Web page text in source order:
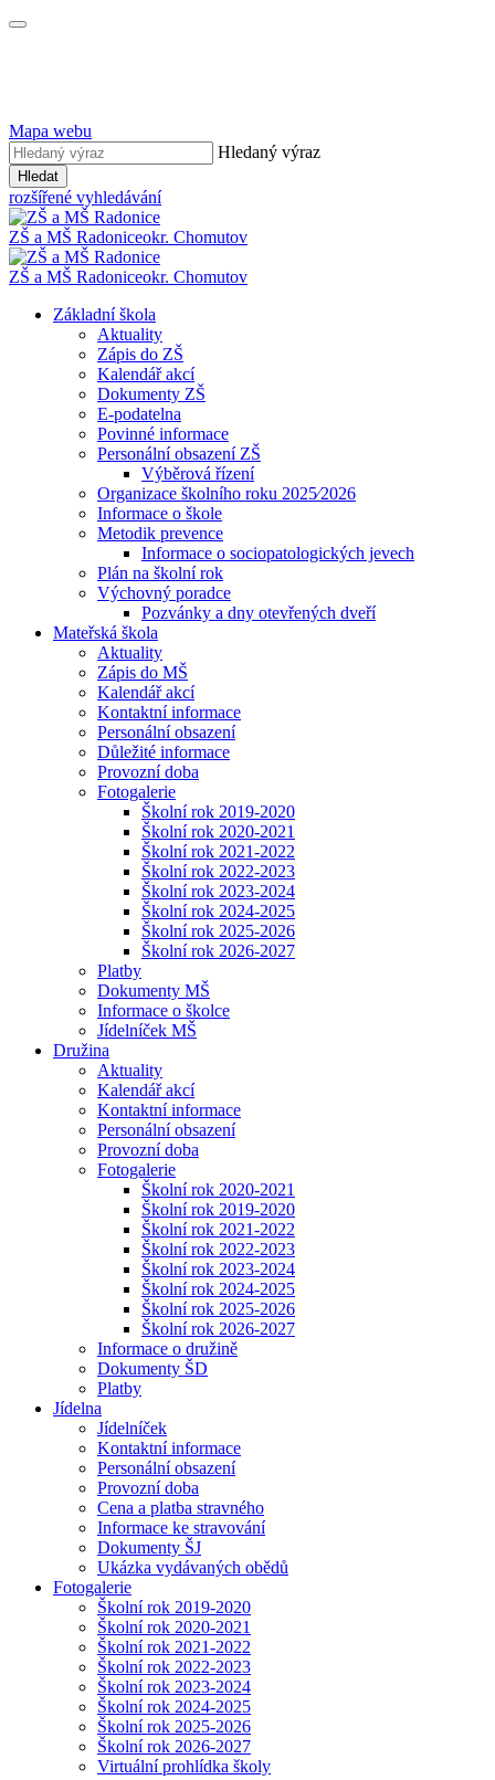
Mapa webu
Hledaný výraz
Hledat
rozšířené vyhledávání
ZŠ a MŠ Radoniceokr. Chomutov
ZŠ a MŠ Radoniceokr. Chomutov
Základní škola
Aktuality
Zápis do ZŠ
Kalendář akcí
Dokumenty ZŠ
E-podatelna
Povinné informace
Personální obsazení ZŠ
Výběrová řízení
Organizace školního roku 2025⁄2026
Informace o škole
Metodik prevence
Informace o sociopatologických jevech
Plán na školní rok
Výchovný poradce
Pozvánky a dny otevřených dveří
Mateřská škola
Aktuality
Zápis do MŠ
Kalendář akcí
Kontaktní informace
Personální obsazení
Důležité informace
Provozní doba
Fotogalerie
Školní rok 2019-2020
Školní rok 2020-2021
Školní rok 2021-2022
Školní rok 2022-2023
Školní rok 2023-2024
Školní rok 2024-2025
Školní rok 2025-2026
Školní rok 2026-2027
Platby
Dokumenty MŠ
Informace o školce
Jídelníček MŠ
Družina
Aktuality
Kalendář akcí
Kontaktní informace
Personální obsazení
Provozní doba
Fotogalerie
Školní rok 2020-2021
Školní rok 2019-2020
Školní rok 2021-2022
Školní rok 2022-2023
Školní rok 2023-2024
Školní rok 2024-2025
Školní rok 2025-2026
Školní rok 2026-2027
Informace o družině
Dokumenty ŠD
Platby
Jídelna
Jídelníček
Kontaktní informace
Personální obsazení
Provozní doba
Cena a platba stravného
Informace ke stravování
Dokumenty ŠJ
Ukázka vydávaných obědů
Fotogalerie
Školní rok 2019-2020
Školní rok 2020-2021
Školní rok 2021-2022
Školní rok 2022-2023
Školní rok 2023-2024
Školní rok 2024-2025
Školní rok 2025-2026
Školní rok 2026-2027
Virtuální prohlídka školy